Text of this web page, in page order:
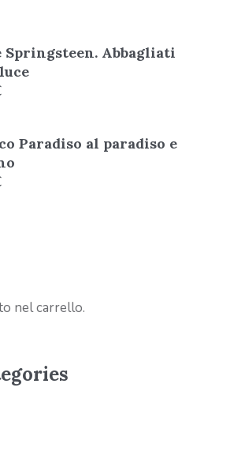
Springsteen. Abbagliati
Paradiso al paradiso e
nel carrello.